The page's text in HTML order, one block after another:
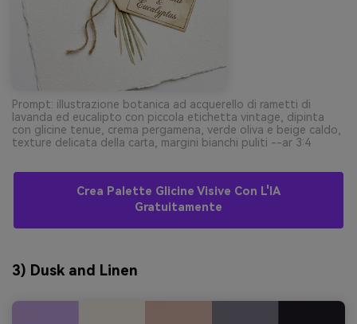
Prompt: illustrazione botanica ad acquerello di rametti di
lavanda ed eucalipto con piccola etichetta vintage, dipinta
con glicine tenue, crema pergamena, verde oliva e beige caldo,
texture delicata della carta, margini bianchi puliti --ar 3:4
Crea Palette Glicine Visive Con L'IA
Gratuitamente
3) Dusk and Linen